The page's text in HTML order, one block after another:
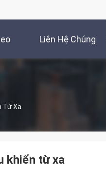
Liên Hệ Chúng
Từ Xa
khiển từ xa